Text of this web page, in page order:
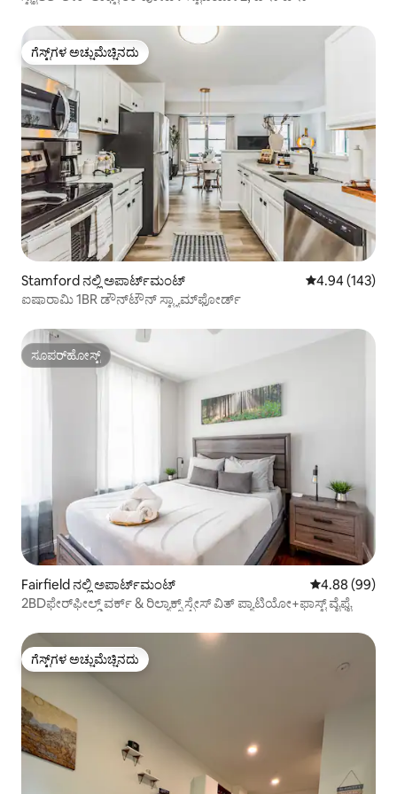
ಗೆಸ್ಟ್‌ಗಳ ಅಚ್ಚುಮೆಚ್ಚಿನದು
ಗೆಸ್ಟ್‌ಗಳ ಅಚ್ಚುಮೆಚ್ಚಿನದು
Stamford ನಲ್ಲಿ ಅಪಾರ್ಟ್‌ಮಂಟ್ 5 ರಲ್ಲಿ 4.94
4.94 (143)
ಐಷಾರಾಮಿ 1BR ಡೌನ್‌ಟೌನ್ ಸ್ಟ್ಯಾಮ್‌ಫೋರ್ಡ್
ಸೂಪರ್‌ಹೋಸ್ಟ್
ಸೂಪರ್‌ಹೋಸ್ಟ್
Fairfield ನಲ್ಲಿ ಅಪಾರ್ಟ್‌ಮಂಟ್ 5 ರಲ್ಲಿ 4.88
4.88 (99)
2BDಫೇರ್‌ಫೀಲ್ಡ್ ವರ್ಕ್ & ರಿಲ್ಯಾಕ್ಸ್ ಸ್ಪೇಸ್ ವಿತ್ ಪ್ಯಾಟಿಯೋ+ಫಾಸ್ಟ್ ವೈಫೈ
ಗೆಸ್ಟ್‌ಗಳ ಅಚ್ಚುಮೆಚ್ಚಿನದು
ಗೆಸ್ಟ್‌ಗಳ ಅಚ್ಚುಮೆಚ್ಚಿನದು